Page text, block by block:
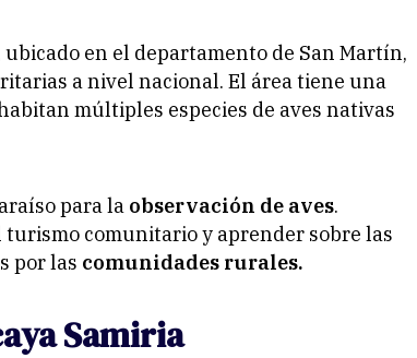
en el departamento de San Martín,
a nivel nacional. El área tiene una
múltiples especies de aves nativas
para la observación de aves.
comunitario y aprender sobre las
por las comunidades rurales.
Samiria